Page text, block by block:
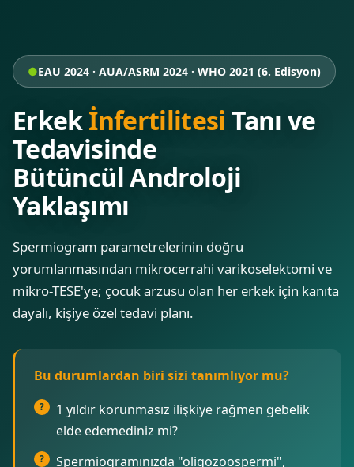
EAU 2024 · AUA/ASRM 2024 · WHO 2021 (6. Edisyon)
Erkekİnfertilitesi Tanı ve
Tedavisinde
Bütüncül Androloji
Yaklaşımı
Spermiogram parametrelerinin doğru
yorumlanmasından mikrocerrahi varikoselektomi ve
mikro-TESE'ye; çocuk arzusu olan her erkek için kanıta
dayalı, kişiye özel tedavi planı.
Bu durumlardan biri sizi tanımlıyor mu?
1 yıldır korunmasız ilişkiye rağmen gebelik
elde edemediniz mi?
Spermiogramınızda "oligozoospermi",